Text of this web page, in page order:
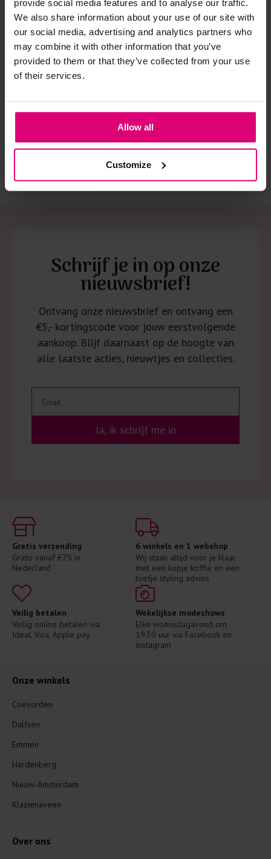
provide social media features and to analyse our traffic.
We also share information about your use of our site with
our social media, advertising and analytics partners who
may combine it with other information that you’ve
provided to them or that they’ve collected from your use
of their services.
Allow all
Customize
Strijkijzer/droogtrommel:
Kledingstukken met elastine zijn niet bestand tegen de hitte
van het strijkijzer en/of de droogtrommel. Ook in veel
spijkerbroeken is elastine (stretch) verwerkt en mogen dus
Studio Anneloes
€ 65.97
€ 79,99
Schrijf je in op onze
nieuwsbrief!
Ontvang onze nieuwsbrief en ontvang een
€5,- kortingscode voor jouw eerstvolgende
aankoop. Blijf daarnaast op de hoogte van
alle laatste acties, nieuwtjes en collecties.
Ja, ik schrijf me in
Gratis verzending
Gratis vanaf €75 in
Nederland
6 winkels en 1 webshop
Wij staan altijd voor je klaar
met een kopje koffie en een
toefje styling advies
Veilig betalen
Veilig online betalen via
Ideal, Visa, Apple pay
Wekelijkse modeshows
Elke woensdagavond om
19:30 uur via Facebook en
Instagram
Onze winkels
Coevorden
Dalfsen
Emmen
Hardenberg
Nieuw-Amsterdam
Klazienaveen
Over ons